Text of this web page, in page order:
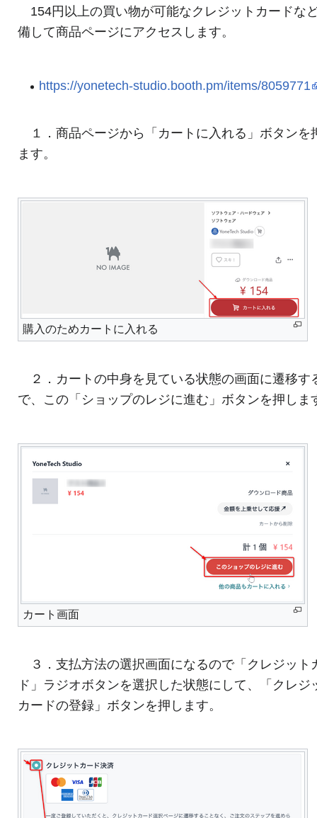
154円以上の買い物が可能なクレジットカードな
備して商品ページにアクセスします。
https://yonetech-studio.booth.pm/items/8059771
１．商品ページから「カートに入れる」ボタンを
ます。
購入のためカートに入れる
２．カートの中身を見ている状態の画面に遷移す
で、この「ショップのレジに進む」ボタンを押しま
カート画面
３．支払方法の選択画面になるので「クレジット
ド」ラジオボタンを選択した状態にして、「クレジ
カードの登録」ボタンを押します。